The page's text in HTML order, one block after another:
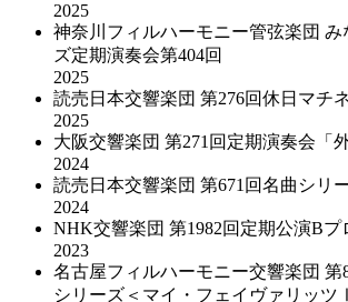
2025
神奈川フィルハーモニー管弦楽団
ズ定期演奏会第404回
2025
読売日本交響楽団 第276回休日マチ
2025
大阪交響楽団 第271回定期演奏会「
2024
読売日本交響楽団 第671回名曲シリ
2024
NHK交響楽団 第1982回定期公演Bプ
2023
名古屋フィルハーモニー交響楽団 第
シリーズ＜マイ・フェイヴァリッ